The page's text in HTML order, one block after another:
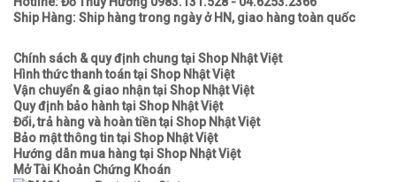
Ship Hàng: Ship hàng trong ngày ở HN, giao hàng toàn quốc
Chính sách & quy định chung tại Shop Nhật Việt
Hình thức thanh toán tại Shop Nhật Việt
Vận chuyển & giao nhận tại Shop Nhật Việt
Quy định bảo hành tại Shop Nhật Việt
Đổi, trả hàng và hoàn tiền tại Shop Nhật Việt
Bảo mật thông tin tại Shop Nhật Việt
Hướng dẫn mua hàng tại Shop Nhật Việt
Mở Tài Khoản Chứng Khoán